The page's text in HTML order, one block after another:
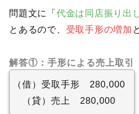
問題文に「代金は同店振り出
とあるので、 受取手形の増加
解答①：手形による売上取引
（借）受取手形 280,000
（貸）売上 280,000